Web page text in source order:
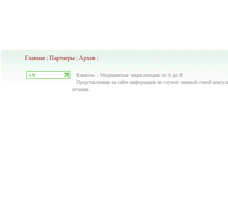
Главная | Партнеры | Архив |
Канизон. - Медицинская энциклопедия от А до Я
Представленная на сайте информация не служит заменой очной
лечения.